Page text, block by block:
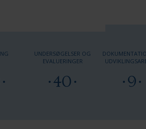
UNDERSØGELSER OG
EVALUERINGER
40 9